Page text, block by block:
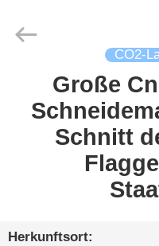
HEIM
PRODUKTE
Co.,Ltd.
CO2-
Große
Schnitt
Herkunftsort: